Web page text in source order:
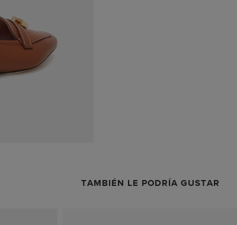
TAMBIÉN LE PODRÍA GUSTAR